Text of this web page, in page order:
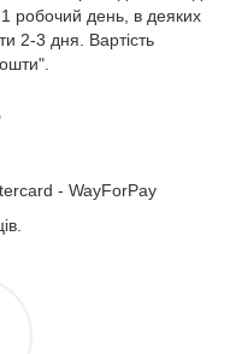
робочий день, в деяких
2-3 дня. Вартість
- WayForPay